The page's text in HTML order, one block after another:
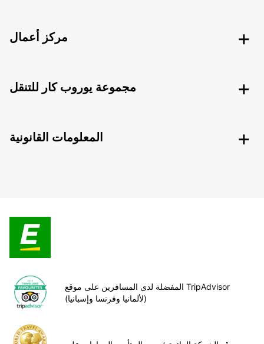
مركز أعمال
مجموعة يوروب كار للتنقل
المعلومات القانونية
المفضلة لدى المسافرين على موقع TripAdvisor
(لألمانيا وفرنسا وإسبانيا)